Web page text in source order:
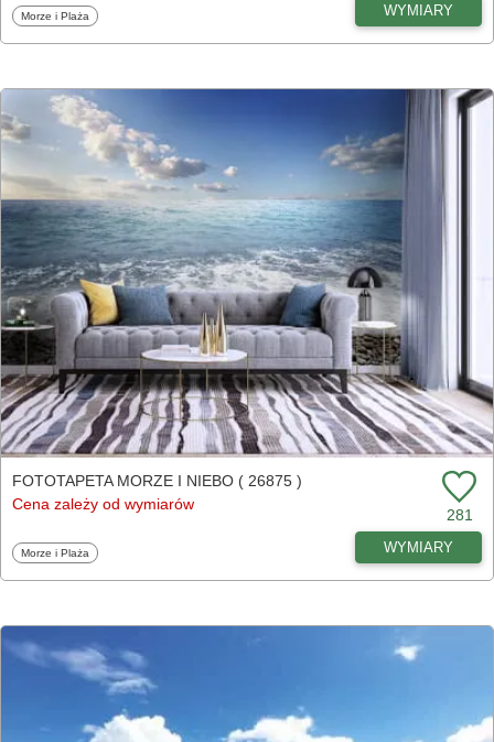
Fototapety
Morze i Plaża WYMIARY
FOTOTAPETA MORZE I NIEBO ( 26875 )
Cena zależy od wymiarów
281
Fototapety
Morze i Plaża WYMIARY